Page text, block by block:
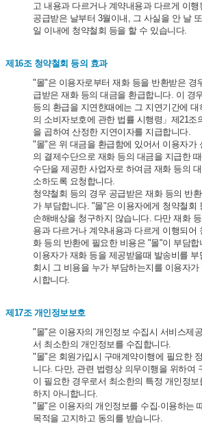
고 내용과 다르거나 계약내용과 다르게 이
공급받은 날부터 3월이내, 그 사실을 안 날
일 이내에 청약철회 등을 할 수 있습니다.
제16조 청약철회 등의 효과
"몰"은 이용자로부터 재화 등을 반환받은 경
급받은 재화 등의 대금을 환급합니다. 이 경
등의 환급을 지연한때에는 그 지연기간에
의 소비자보호에 관한 법률 시행령」제21조
을 곱하여 산정한 지연이자를 지급합니다.
"몰"은 위 대금을 환급함에 있어서 이용자가
의 결제수단으로 재화 등의 대금을 지급한
수단을 제공한 사업자로 하여금 재화 등의
소하도록 요청합니다.
청약철회 등의 경우 공급받은 재화 등의 반
가 부담합니다. "몰"은 이용자에게 청약철회
손해배상을 청구하지 않습니다. 다만 재화
용과 다르거나 계약내용과 다르게 이행되어
화 등의 반환에 필요한 비용은 "몰"이 부담합
이용자가 재화 등을 제공받을때 발송비를
회시 그 비용을 누가 부담하는지를 이용자
시합니다.
제17조 개인정보보호
"몰"은 이용자의 개인정보 수집시 서비스제
서 최소한의 개인정보를 수집합니다.
"몰"은 회원가입시 구매계약이행에 필요한
니다. 다만, 관련 법령상 의무이행을 위하여
이 필요한 경우로서 최소한의 특정 개인정
하지 아니합니다.
"몰"은 이용자의 개인정보를 수집·이용하는
목적을 고지하고 동의를 받습니다.